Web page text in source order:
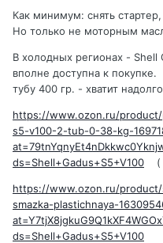
Как минимум: снять
Но только не моторным
В холодных регионах -
вполне доступна к
тубу 400 гр. - хватит
https://www.ozon.ru/
s5-v100-2-tub-0-38-kg-
ds=Shell+Gadus+S5+V100 (
https://www.ozon.ru/
smazka-plastichnaya-
ds=Shell+Gadus+S5+V100